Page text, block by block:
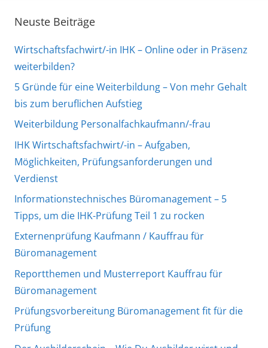
Neuste Beiträge
Wirtschaftsfachwirt/-in IHK – Online oder in Präsenz
weiterbilden?
5 Gründe für eine Weiterbildung – Von mehr Gehalt
bis zum beruflichen Aufstieg
Weiterbildung Personalfachkaufmann/-frau
IHK Wirtschaftsfachwirt/-in – Aufgaben,
Möglichkeiten, Prüfungsanforderungen und
Verdienst
Informationstechnisches Büromanagement – 5
Tipps, um die IHK-Prüfung Teil 1 zu rocken
Externenprüfung Kaufmann / Kauffrau für
Büromanagement
Reportthemen und Musterreport Kauffrau für
Büromanagement
Prüfungsvorbereitung Büromanagement fit für die
Prüfung